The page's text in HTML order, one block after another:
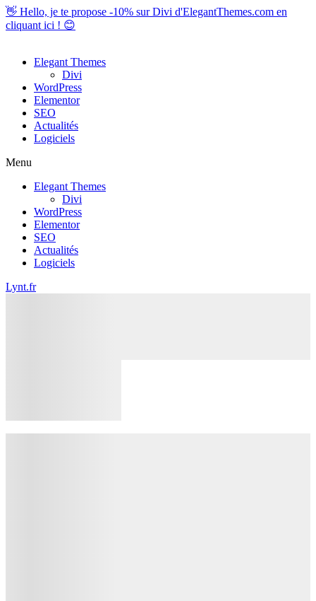
👋 Hello, je te propose -10% sur Divi d'ElegantThemes.com en
cliquant ici ! 😊
Elegant Themes
Divi
WordPress
Elementor
SEO
Actualités
Logiciels
Menu
Elegant Themes
Divi
WordPress
Elementor
SEO
Actualités
Logiciels
Lynt.fr